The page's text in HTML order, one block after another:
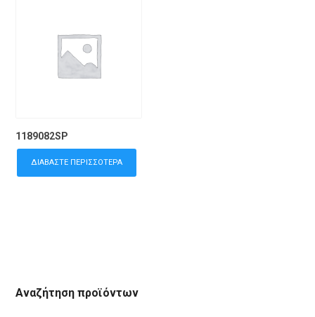
1189082SP
ΔΙΑΒΆΣΤΕ ΠΕΡΙΣΣΌΤΕΡΑ
Αναζήτηση προϊόντων